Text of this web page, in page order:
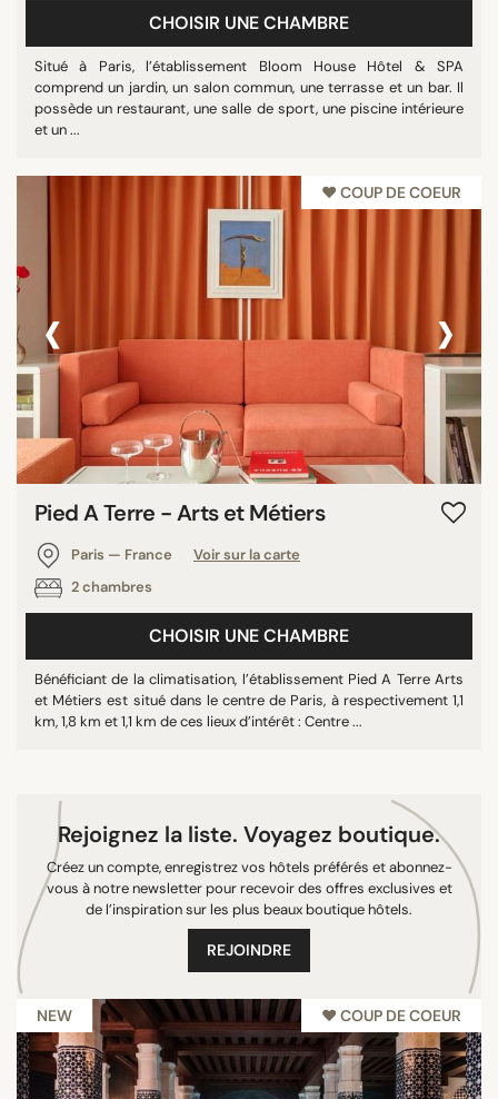
Rooftop
Tout afficher
ÉTOILES
5 étoiles
NOTE
7/10
8/10
9/10
10/10
CHOISIR UNE CHAMBRE
Situé à Paris, l’établissement Bloom House Hôtel & SPA
comprend un jardin, un salon commun, une terrasse et un bar. Il
possède un restaurant, une salle de sport, une piscine intérieure
et un ...
♥︎ COUP DE COEUR
‹ ›
Pied A Terre - Arts et Métiers
Paris — France
Voir sur la carte
2 chambres
CHOISIR UNE CHAMBRE
Bénéficiant de la climatisation, l’établissement Pied A Terre Arts
et Métiers est situé dans le centre de Paris, à respectivement 1,1
km, 1,8 km et 1,1 km de ces lieux d’intérêt : Centre ...
Rejoignez la liste. Voyagez boutique.
Créez un compte, enregistrez vos hôtels préférés et abonnez-
vous à notre newsletter pour recevoir des offres exclusives et
de l’inspiration sur les plus beaux boutique hôtels.
REJOINDRE
NEW ♥︎ COUP DE COEUR